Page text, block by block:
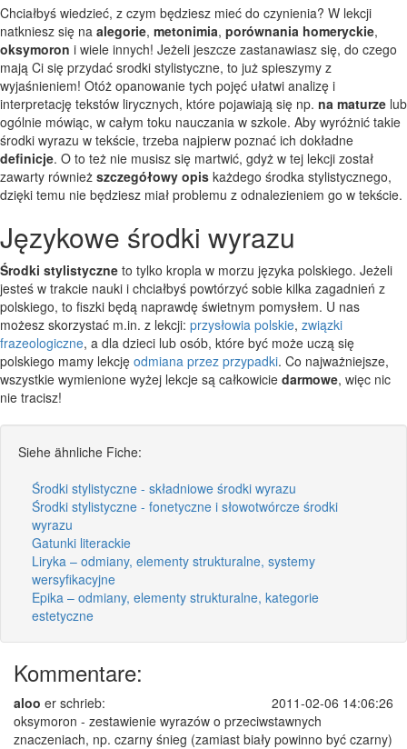
Chciałbyś wiedzieć, z czym będziesz mieć do czynienia? W lekcji
natkniesz się na alegorie, metonimia, porównania homeryckie,
oksymoron i wiele innych! Jeżeli jeszcze zastanawiasz się, do czego
mają Ci się przydać srodki stylistyczne, to już spieszymy z
wyjaśnieniem! Otóż opanowanie tych pojęć ułatwi analizę i
interpretację tekstów lirycznych, które pojawiają się np. na maturze lub
ogólnie mówiąc, w całym toku nauczania w szkole. Aby wyróżnić takie
środki wyrazu w tekście, trzeba najpierw poznać ich dokładne
definicje. O to też nie musisz się martwić, gdyż w tej lekcji został
zawarty również szczegółowy opis każdego środka stylistycznego,
dzięki temu nie będziesz miał problemu z odnalezieniem go w tekście.
Językowe środki wyrazu
Środki stylistyczne to tylko kropla w morzu języka polskiego. Jeżeli
jesteś w trakcie nauki i chciałbyś powtórzyć sobie kilka zagadnień z
polskiego, to fiszki będą naprawdę świetnym pomysłem. U nas
możesz skorzystać m.in. z lekcji: przysłowia polskie, związki
frazeologiczne, a dla dzieci lub osób, które być może uczą się
polskiego mamy lekcję odmiana przez przypadki. Co najważniejsze,
wszystkie wymienione wyżej lekcje są całkowicie darmowe, więc nic
nie tracisz!
Siehe ähnliche Fiche:
Środki stylistyczne - składniowe środki wyrazu
Środki stylistyczne - fonetyczne i słowotwórcze środki
wyrazu
Gatunki literackie
Liryka – odmiany, elementy strukturalne, systemy
wersyfikacyjne
Epika – odmiany, elementy strukturalne, kategorie
estetyczne
Kommentare:
aloo er schrieb:
2011-02-06 14:06:26
oksymoron - zestawienie wyrazów o przeciwstawnych
znaczeniach, np. czarny śnieg (zamiast biały powinno być czarny)